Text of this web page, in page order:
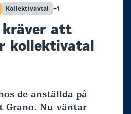
Kollektivavtal +1
kräver att
kollektivatal
de anställda på
Grano. Nu väntar